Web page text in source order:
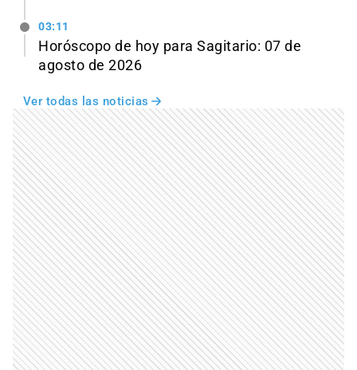
03:11
Horóscopo de hoy para Sagitario: 07 de
agosto de 2026
Ver todas las noticias